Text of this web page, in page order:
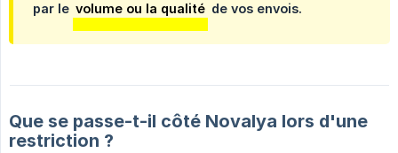
par le volume ou la qualité de vos envois.
Que se passe-t-il côté Novalya lors d'une
restriction ?